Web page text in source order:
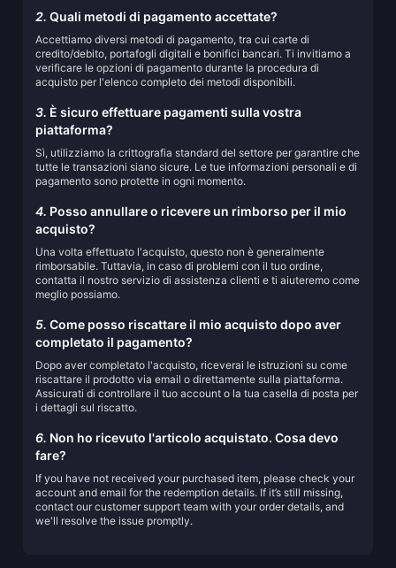
2. Quali metodi di pagamento accettate?
Accettiamo diversi metodi di pagamento, tra cui carte di
credito/debito, portafogli digitali e bonifici bancari. Ti invitiamo a
verificare le opzioni di pagamento durante la procedura di
acquisto per l'elenco completo dei metodi disponibili.
3. È sicuro effettuare pagamenti sulla vostra
piattaforma?
Sì, utilizziamo la crittografia standard del settore per garantire che
tutte le transazioni siano sicure. Le tue informazioni personali e di
pagamento sono protette in ogni momento.
4. Posso annullare o ricevere un rimborso per il mio
acquisto?
Una volta effettuato l'acquisto, questo non è generalmente
rimborsabile. Tuttavia, in caso di problemi con il tuo ordine,
contatta il nostro servizio di assistenza clienti e ti aiuteremo come
meglio possiamo.
5. Come posso riscattare il mio acquisto dopo aver
completato il pagamento?
Dopo aver completato l'acquisto, riceverai le istruzioni su come
riscattare il prodotto via email o direttamente sulla piattaforma.
Assicurati di controllare il tuo account o la tua casella di posta per
i dettagli sul riscatto.
6. Non ho ricevuto l'articolo acquistato. Cosa devo
fare?
If you have not received your purchased item, please check your
account and email for the redemption details. If it’s still missing,
contact our customer support team with your order details, and
we'll resolve the issue promptly.